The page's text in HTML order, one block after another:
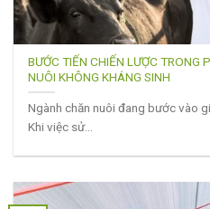
BƯỚC TIẾN CHIẾN LƯỢC TRONG
NUÔI KHÔNG KHÁNG SINH
Ngành chăn nuôi đang bước vào
Khi việc sử...